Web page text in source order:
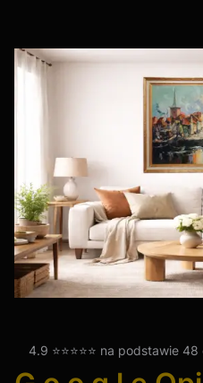
4.9 ⭐⭐⭐⭐⭐ na podstawie